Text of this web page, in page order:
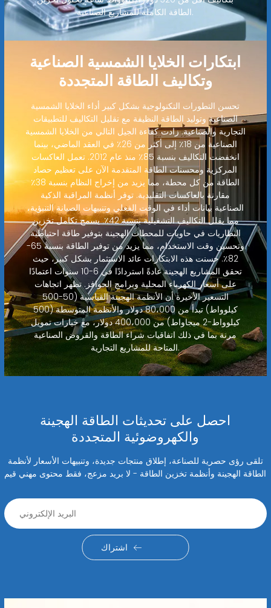
الطاقة الكاملة للمشاريع الصناعية.
ابتكارات الخلايا الشمسية الصناعية
وتكاليف الطاقة المتجددة
تحسن التطورات التكنولوجية بشكل كبير أداء الخلايا الشمسية
الصناعية وتوليد الطاقة النظيفة مع تقليل التكاليف للتطبيقات
التجارية والصناعية. زادت كفاءة الجيل التالي من الخلايا الشمسية
الصناعية من 18٪ إلى أكثر من 26٪ في العقد الماضي، بينما
انخفضت التكاليف بنسبة 85٪ منذ عام 2012. تعمل العاكسات
المركزية ومحسنات الطاقة المتقدمة الآن على تعظيم حصاد
الطاقة من كل محطة، مما يزيد من إخراج النظام بنسبة 38٪
مقارنة بالعاكسات التقليدية. توفر أنظمة المراقبة الذكية
الصناعية بيانات أداء في الوقت الفعلي وتنبيهات الصيانة التنبؤية،
مما يقلل التكاليف التشغيلية بنسبة 42٪. يسمح تكامل تخزين
البطاريات في حاويات للمحطات الهجينة بتوفير طاقة احتياطية
وتحسين وقت الاستخدام، مما يزيد من توفير الطاقة بنسبة 65-
82٪. حسنت هذه الابتكارات عائد الاستثمار بشكل كبير، حيث
تحقق المشاريع الهجينة عادةً استردادًا في 6-10 سنوات اعتمادًا
على أسعار الكهرباء المحلية وبرامج الحوافز. تظهر اتجاهات
التسعير الأخيرة أن الأنظمة الهجينة القياسية (50-500
كيلوواط) تبدأ من 80،000 دولار والأنظمة المتوسطة (500
كيلوواط-2 ميجاواط) من 400،000 دولار، مع خيارات تمويل
مرنة بما في ذلك اتفاقيات شراء الطاقة والقروض الصناعية
المتاحة للمشاريع التجارية.
احصل على تحديثات الطاقة الهجينة
والكهروضوئية المتجددة
تلقى رؤى حصرية للصناعة، إطلاق منتجات جديدة، وتنبيهات الأسعار لأنظمة
الطاقة الهجينة وأنظمة تخزين الطاقة - لا بريد مزعج، فقط محتوى مهني قيم
اشتراك